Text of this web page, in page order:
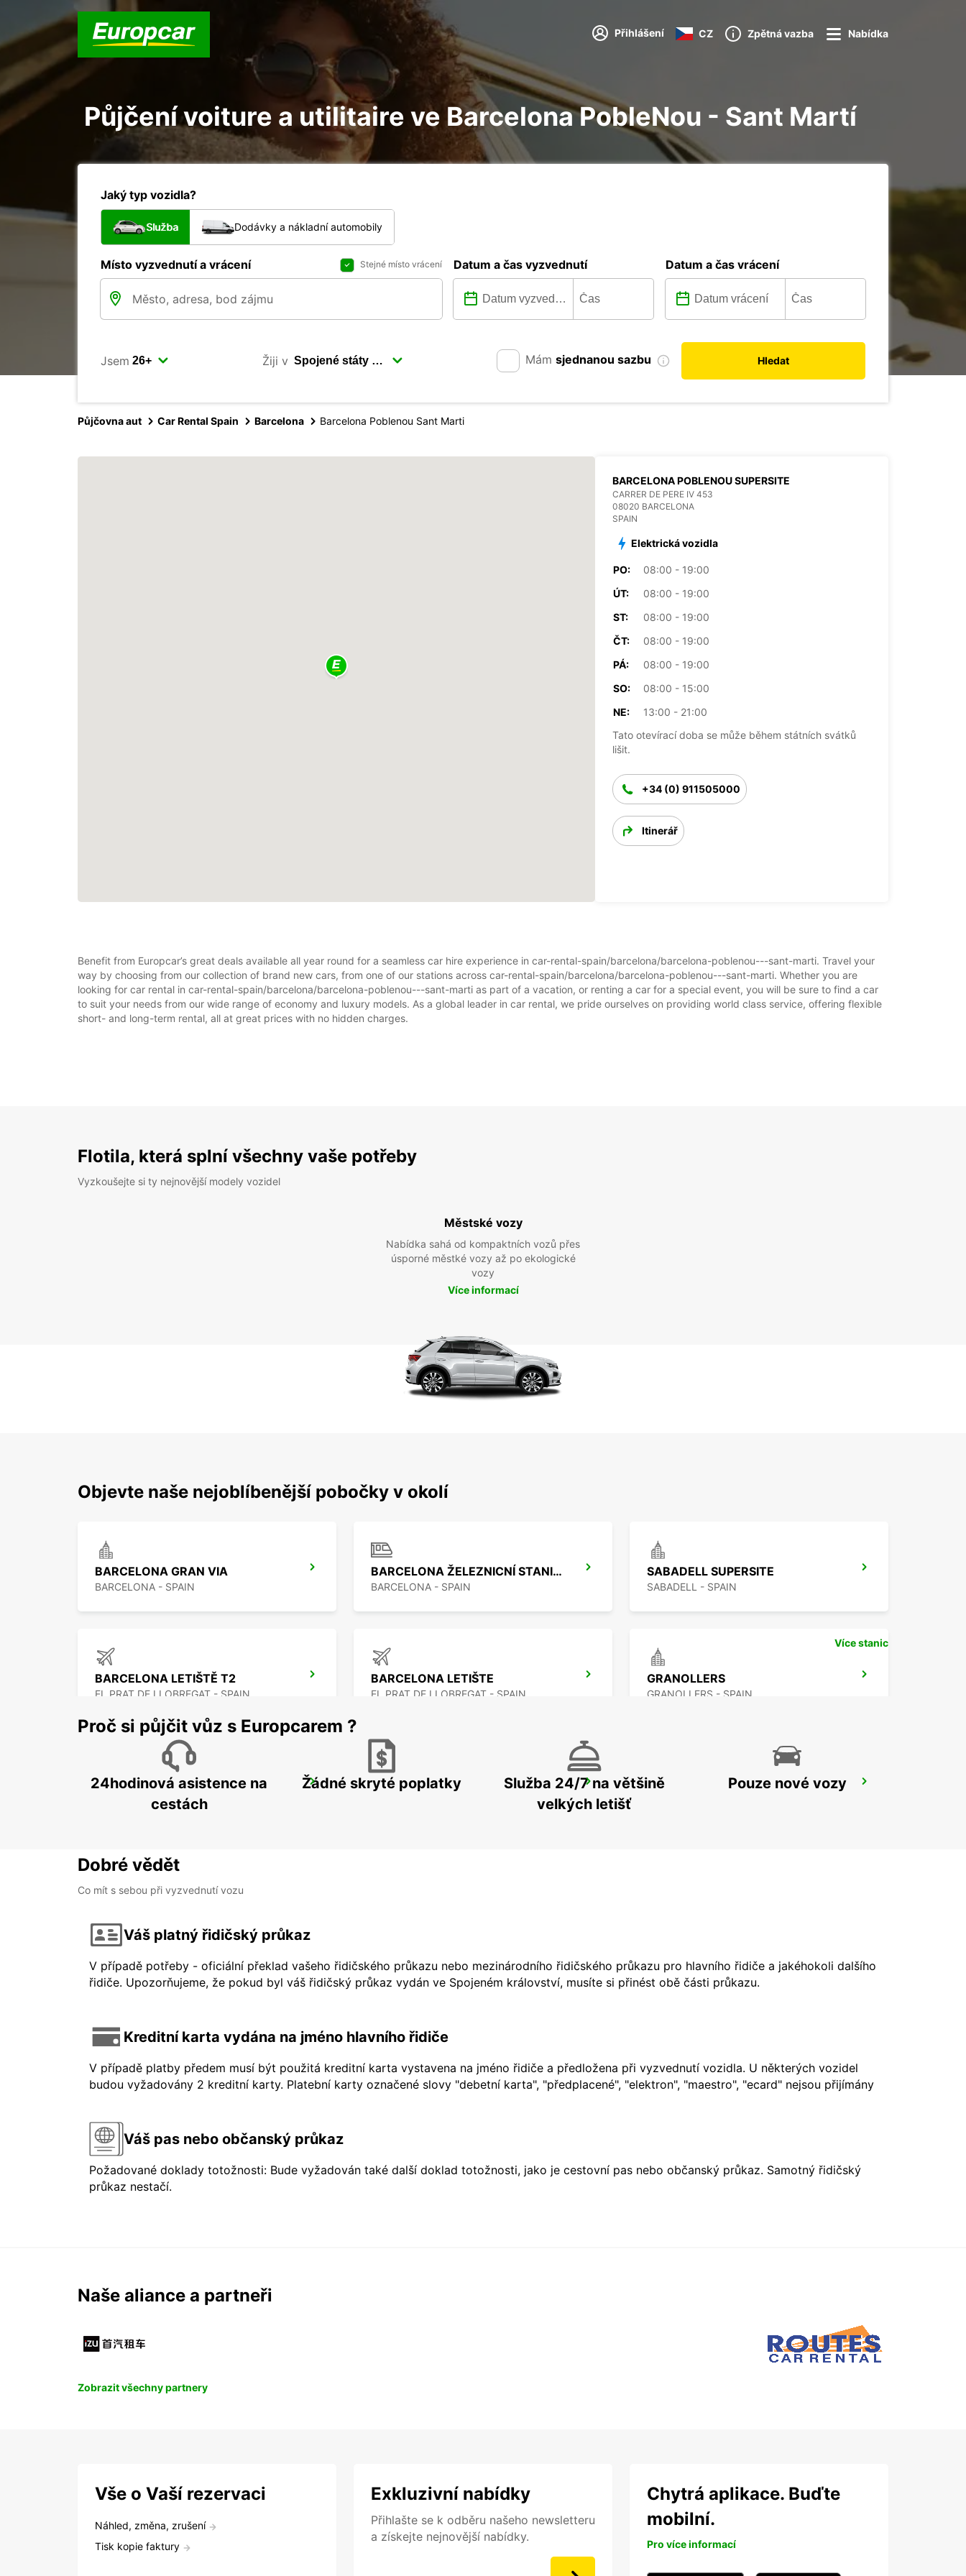
Přihlášení CZ Zpětná vazba Nabídka
Půjčení voiture a utilitaire ve Barcelona PobleNou - Sant Martí
Jaký typ vozidla?
Služba Dodávky a nákladní automobily
Místo vyzvednutí a vrácení Stejné místo vrácení Datum a čas vyzvednutí Datum a čas vrácení
Jsem Žiji v Mám sjednanou sazbu Hledat
Půjčovna aut Car Rental Spain Barcelona Barcelona Poblenou Sant Marti
BARCELONA POBLENOU SUPERSITE
CARRER DE PERE IV 453
08020 BARCELONA
SPAIN
Elektrická vozidla
PO:
08:00 - 19:00
ÚT:
08:00 - 19:00
ST:
08:00 - 19:00
ČT:
08:00 - 19:00
PÁ:
08:00 - 19:00
SO:
08:00 - 15:00
NE:
13:00 - 21:00
Tato otevírací doba se může během státních svátků
lišit.
+34 (0) 911505000
Itinerář
Benefit from Europcar’s great deals available all year round for a seamless car hire experience in car-rental-spain/barcelona/barcelona-poblenou---sant-marti. Travel your
way by choosing from our collection of brand new cars, from one of our stations across car-rental-spain/barcelona/barcelona-poblenou---sant-marti. Whether you are
looking for car rental in car-rental-spain/barcelona/barcelona-poblenou---sant-marti as part of a vacation, or renting a car for a special event, you will be sure to find a car
to suit your needs from our wide range of economy and luxury models. As a global leader in car rental, we pride ourselves on providing world class service, offering flexible
short- and long-term rental, all at great prices with no hidden charges.
Flotila, která splní všechny vaše potřeby
Vyzkoušejte si ty nejnovější modely vozidel
Městské vozy
Nabídka sahá od kompaktních vozů přes
úsporné městké vozy až po ekologické
vozy
Více informací
Objevte naše nejoblíbenější pobočky v okolí
BARCELONA GRAN VIA
BARCELONA - SPAIN
BARCELONA ŽELEZNICNÍ STANICE (STANICE D SANTS)
BARCELONA - SPAIN
SABADELL SUPERSITE
SABADELL - SPAIN
BARCELONA LETIŠTĚ T2
EL PRAT DE LLOBREGAT - SPAIN
BARCELONA LETIŠTE
EL PRAT DE LLOBREGAT - SPAIN
GRANOLLERS
GRANOLLERS - SPAIN
MATARO
MATARO - SPAIN
GERONA LETIŠTE GIRONA MAIN STATION
Více stanic
Proč si půjčit vůz s Europcarem ?
24hodinová asistence na
cestách
Žádné skryté poplatky
Služba 24/7 na většině
velkých letišť
Pouze nové vozy
Dobré vědět
Co mít s sebou při vyzvednutí vozu
Váš platný řidičský průkaz
V případě potřeby - oficiální překlad vašeho řidičského průkazu nebo mezinárodního řidičského průkazu pro hlavního řidiče a jakéhokoli dalšího
řidiče. Upozorňujeme, že pokud byl váš řidičský průkaz vydán ve Spojeném království, musíte si přinést obě části průkazu.
Kreditní karta vydána na jméno hlavního řidiče
V případě platby předem musí být použitá kreditní karta vystavena na jméno řidiče a předložena při vyzvednutí vozidla. U některých vozidel
budou vyžadovány 2 kreditní karty. Platební karty označené slovy "debetní karta", "předplacené", "elektron", "maestro", "ecard" nejsou přijímány
Váš pas nebo občanský průkaz
Požadované doklady totožnosti: Bude vyžadován také další doklad totožnosti, jako je cestovní pas nebo občanský průkaz. Samotný řidičský
průkaz nestačí.
Naše aliance a partneři
Zobrazit všechny partnery
Vše o Vaší rezervaci
Náhled, změna, zrušení
Tisk kopie faktury
Exkluzivní nabídky
Přihlašte se k odběru našeho newsletteru
a získejte nejnovější nabídky.
Chytrá aplikace. Buďte
mobilní.
Pro více informací